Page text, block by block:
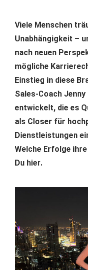
Viele Menschen
Unabhängigkeit –
nach neuen
mögliche
Einstieg in diese
Sales-Coach
entwickelt, die es
als Closer für
Dienstleistungen
Welche Erfolge
Du hier.